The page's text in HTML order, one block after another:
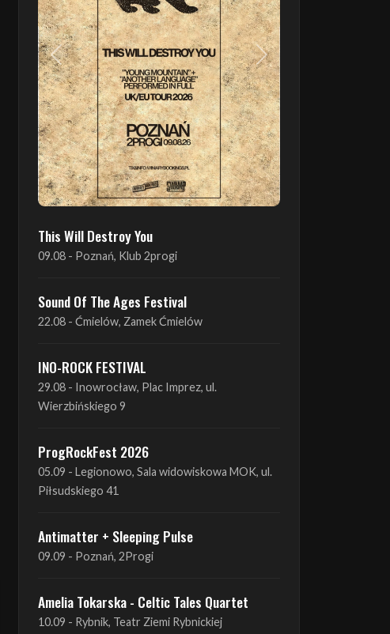
Poprzedni Następny
This Will Destroy You
09.08 - Poznań, Klub 2progi
Sound Of The Ages Festival
22.08 - Ćmielów, Zamek Ćmielów
INO-ROCK FESTIVAL
29.08 - Inowrocław, Plac Imprez, ul.
ProgRockFest 2026
05.09 - Legionowo, Sala widowiskowa MOK, ul.
Antimatter + Sleeping Pulse
09.09 - Poznań, 2Progi
Amelia Tokarska - Celtic Tales Quartet
10.09 - Rybnik, Teatr Ziemi Rybnickiej
Antimatter + Sleeping Pulse
10.09 - Gdańsk, Drizzly Grizzly